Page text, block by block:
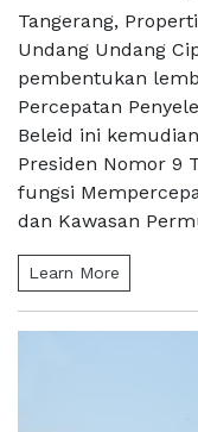
Tangerang,
Undang Undang
pembentukan
Percepatan
Beleid ini
Presiden Nomor 9
fungsi
dan Kawasan
Learn More